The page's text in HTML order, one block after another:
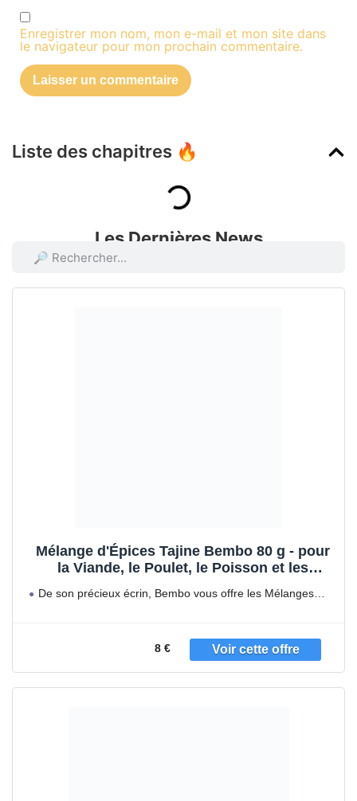
Liste des chapitres 🔥
Enregistrer mon nom, mon e-mail et mon site dans
le navigateur pour mon prochain commentaire.
Les Dernières News
Mélange d'Épices Tajine Bembo 80 g - pour
la Viande, le Poulet, le Poisson et les
Combinaison Fantastique de Saveurs
De son précieux écrin, Bembo vous offre les Mélanges
8 €